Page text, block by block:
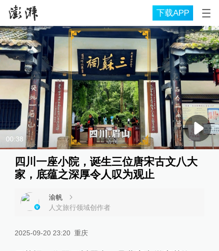
下载APP
00:38
四川一座小院，诞生三位唐宋古文八大
家，底蕴之深厚令人叹为观止
渝帆
人文旅行领域创作者
2025-09-20 23:20 重庆